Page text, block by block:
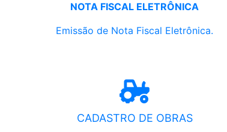
NOTA FISCAL ELETRÔNICA
Emissão de Nota Fiscal Eletrônica.
CADASTRO DE OBRAS